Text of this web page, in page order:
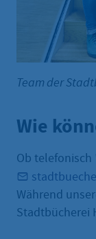
Team der
Wie
Ob telefonisch
Während
Stadtbücherei